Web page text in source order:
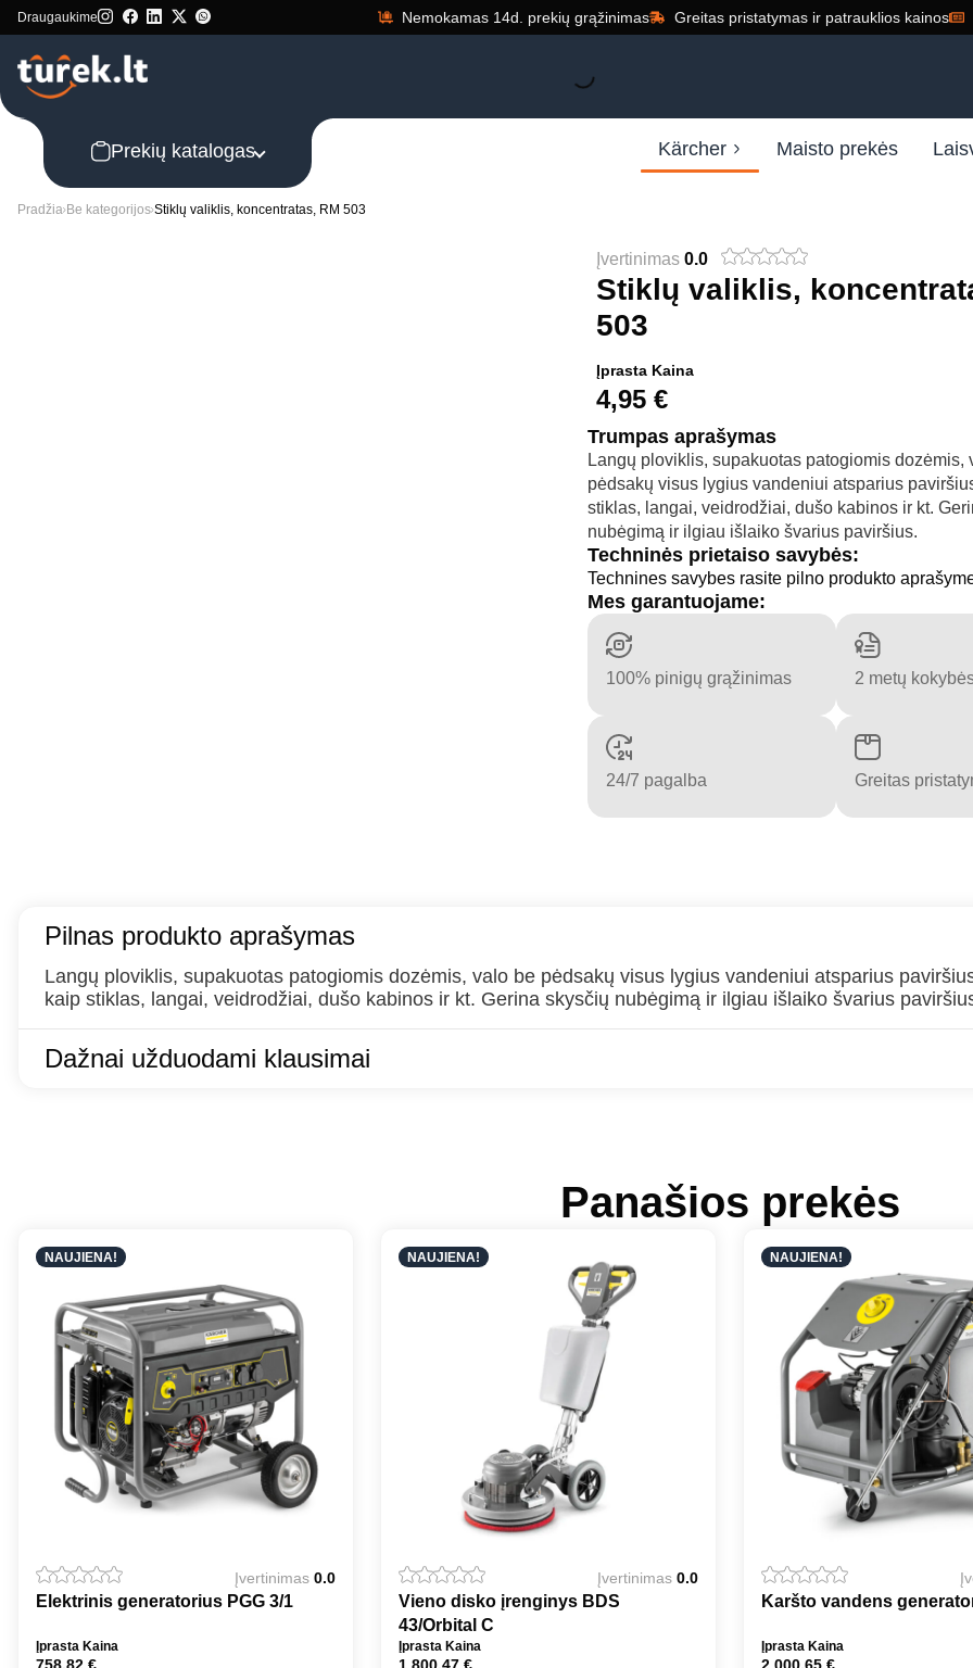
Draugaukime Nemokamas 14d. prekių grąžinimas Greitas pristatymas ir patrauklios kainos
Prekių katalogas Kärcher Maisto prekės
Pradžia Be kategorijos Stiklų valiklis, koncentratas, RM 503
Įvertinimas 0.0
Stiklų valiklis,
503
Įprasta Kaina
4,95 €
Trumpas aprašymas
Langų ploviklis, supakuotas patogiomis dozėmis,
pėdsakų visus lygius vandeniui atsparius
stiklas, langai, veidrodžiai, dušo kabinos ir kt.
nubėgimą ir ilgiau išlaiko švarius paviršius.
Techninės prietaiso savybės:
Technines savybes rasite pilno produkto
Mes garantuojame:
100% pinigų grąžinimas 2 metų
24/7 pagalba Greitas
Pilnas produkto aprašymas
Langų ploviklis, supakuotas patogiomis dozėmis, valo be pėdsakų visus lygius vandeniui atsparius
kaip stiklas, langai, veidrodžiai, dušo kabinos ir kt. Gerina skysčių nubėgimą ir ilgiau išlaiko švarius
Dažnai užduodami klausimai
Panašios prekės
NAUJIENA!
Įvertinimas 0.0
Elektrinis generatorius PGG 3/1
Įprasta Kaina
NAUJIENA!
Įvertinimas 0.0
Vieno disko įrenginys BDS
43/Orbital C
Įprasta Kaina
NAUJIENA!
Karšto vandens
Įprasta Kaina